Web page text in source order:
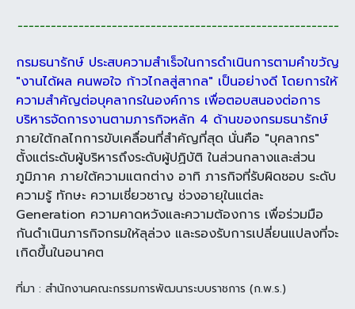
----------------------------------------------------------
กรมธนารักษ์ ประสบความสำเร็จในการดำเนินการตามคำขวัญ
"งานได้ผล คนพอใจ ก้าวไกลสู่สากล" เป็นอย่างดี โดยการให้
ความสำคัญต่อบุคลากรในองค์การ เพื่อตอบสนองต่อการ
บริหารจัดการงานตามภารกิจหลัก 4 ด้านของกรมธนารักษ์
ภายใต้กลไกการขับเคลื่อนที่สำคัญที่สุด นั่นคือ "บุคลากร"
ตั้งแต่ระดับผู้บริหารถึงระดับผู้ปฏิบัติ ในส่วนกลางและส่วน
ภูมิภาค ภายใต้ความแตกต่าง อาทิ ภารกิจที่รับผิดชอบ ระดับ
ความรู้ ทักษะ ความเชี่ยวชาญ ช่วงอายุในแต่ละ
Generation ความคาดหวังและความต้องการ เพื่อร่วมมือ
กันดำเนินภารกิจกรมให้ลุล่วง และรองรับการเปลี่ยนแปลงที่จะ
เกิดขึ้นในอนาคต
ที่มา : สำนักงานคณะกรรมการพัฒนาระบบราชการ (ก.พ.ร.)